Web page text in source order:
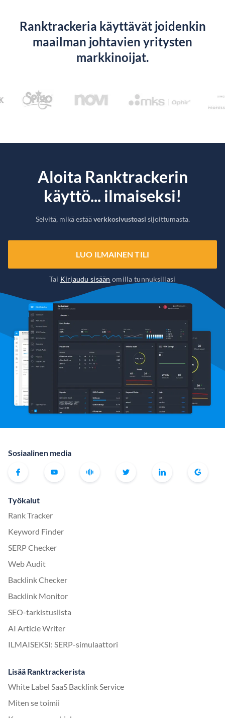
Ranktrackeria käyttävät joidenkin
maailman johtavien yritysten
markkinoijat.
Aloita Ranktrackerin
käyttö... ilmaiseksi!
Selvitä, mikä estääverkkosivustoasi sijoittumasta.
LUO ILMAINEN TILI
Tai Kirjaudu sisään omilla tunnuksillasi
Sosiaalinen media
Työkalut
Rank Tracker
Keyword Finder
SERP Checker
Web Audit
Backlink Checker
Backlink Monitor
SEO-tarkistuslista
AI Article Writer
ILMAISEKSI: SERP-simulaattori
Lisää Ranktrackerista
White Label SaaS Backlink Service
Miten se toimii